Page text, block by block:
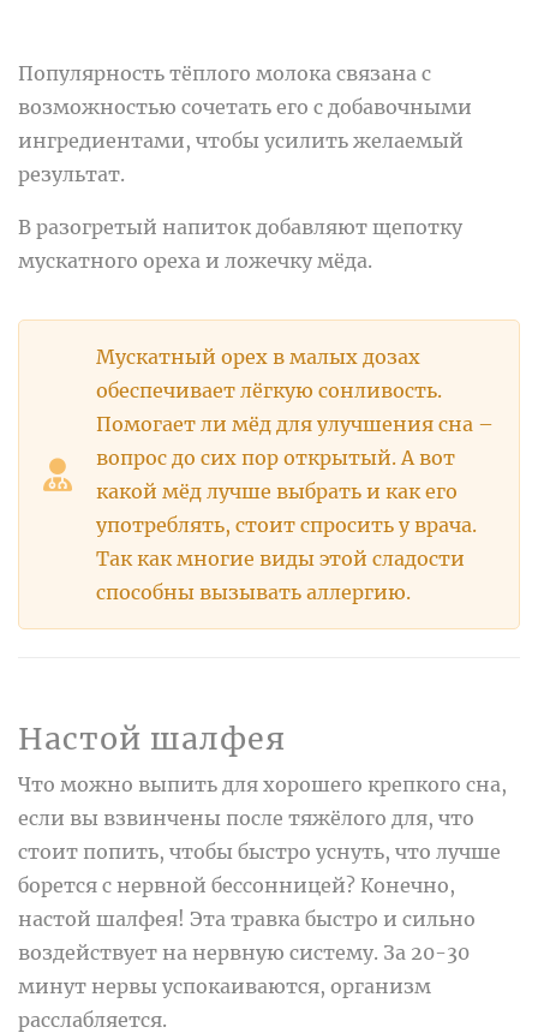
Популярность тёплого молока связана с
возможностью сочетать его с добавочными
ингредиентами, чтобы усилить желаемый
результат.
В разогретый напиток добавляют щепотку
мускатного ореха и ложечку мёда.
Мускатный орех в малых дозах
обеспечивает лёгкую сонливость.
Помогает ли мёд для улучшения сна –
вопрос до сих пор открытый. А вот
какой мёд лучше выбрать и как его
употреблять, стоит спросить у врача.
Так как многие виды этой сладости
способны вызывать аллергию.
Настой шалфея
Что можно выпить для хорошего крепкого сна,
если вы взвинчены после тяжёлого для, что
стоит попить, чтобы быстро уснуть, что лучше
борется с нервной бессонницей? Конечно,
настой шалфея! Эта травка быстро и сильно
воздействует на нервную систему. За 20-30
минут нервы успокаиваются, организм
расслабляется.